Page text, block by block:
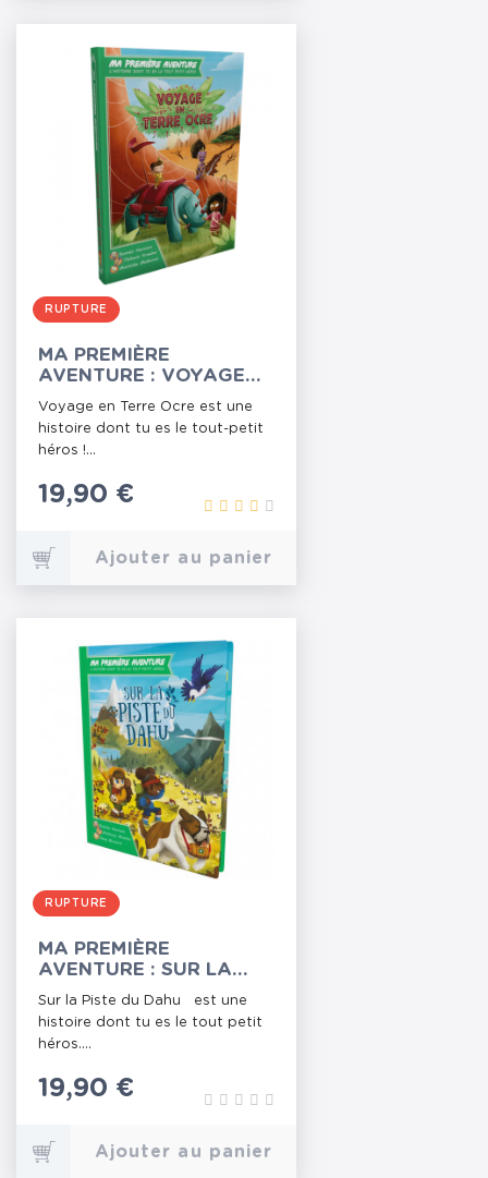
RUPTURE
MA PREMIÈRE
AVENTURE : VOYAGE
(VERSION LONGUE)
Voyage en Terre Ocre est une
histoire dont tu es le tout-petit
héros !...
Prix
19,90 €
Ajouter au panier
RUPTURE
MA PREMIÈRE
AVENTURE : SUR LA
PISTE DU DAHU
(VERSION LONGUE)
Sur la Piste du Dahu est une
histoire dont tu es le tout petit
héros....
Prix
19,90 €
Ajouter au panier